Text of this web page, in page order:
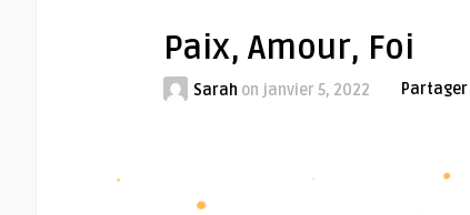
Paix, Amour, Foi
Sarah on janvier 5, 2022 Partager